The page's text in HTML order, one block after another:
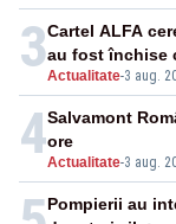
3Actualitate-3 aug.
Cartel ALFA
au fost închise
4Actualitate-3 aug.
Salvamont
ore
Pompierii au